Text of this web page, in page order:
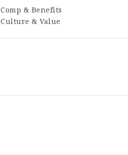
Comp & Benefits
Culture & Value